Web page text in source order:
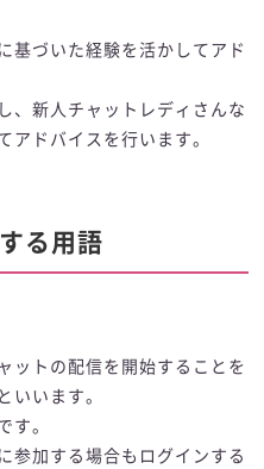
基づいた経験を活かしてアド
、新人チャットレディさんな
アドバイスを行います。
る用語
ットの配信を開始することを
いいます。
す。
参加する場合もログインする